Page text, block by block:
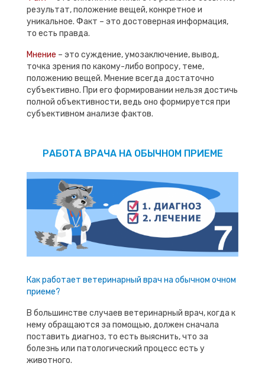
результат, положение вещей, конкретное и
уникальное. Факт – это достоверная информация,
то есть правда.
Мнение – это суждение, умозаключение, вывод,
точка зрения по какому-либо вопросу, теме,
положению вещей. Мнение всегда достаточно
субъективно. При его формировании нельзя достичь
полной объективности, ведь оно формируется при
субъективном анализе фактов.
РАБОТА ВРАЧА НА ОБЫЧНОМ ПРИЕМЕ
Как работает ветеринарный врач на обычном очном
приеме?
В большинстве случаев ветеринарный врач, когда к
нему обращаются за помощью, должен сначала
поставить диагноз, то есть выяснить, что за
болезнь или патологический процесс есть у
животного.